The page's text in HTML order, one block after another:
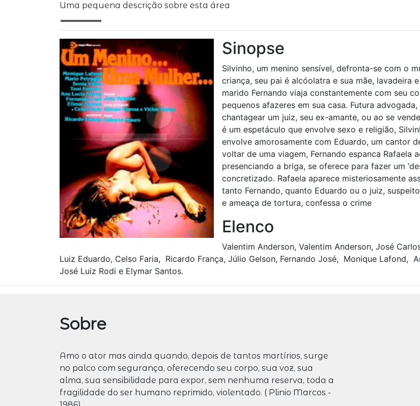
Uma pequena descrição sobre esta área
Sinopse
Silvinho, um menino sensível, defronta-se com o
criança, seu pai é alcóolatra e sua mãe, lavadeira
marido Fernando viaja constantemente com seu
pequenos afazeres em sua casa. Futura
chantagear um juiz, seu ex-amante, ou ao se
é um espetáculo que envolve sexo e religião,
envolve amorosamente com Eduardo, um cantor
voltar de uma viagem, Fernando espanca Rafaela
presenciando a briga, se oferece para fazer um
concretizado. Rafaela aparece misteriosamente
tanto Fernando, quanto Eduardo ou o juiz,
e ameaça de tortura, confessa o crime
Elenco
Valentim Anderson, Valentim Anderson, José
Luiz Eduardo, Celso Faria, Ricardo França, Júlio Gelson, Fernando José, Monique Lafond,
José Luiz Rodi e Elymar Santos.
Sobre
Amo o ator mas ainda quando, depois de tantos martírios, surge
no palco com segurança, oferecendo seu corpo, sua voz, sua
alma, sua sensibilidade para expor, sem nenhuma reserva, toda a
fragilidade do ser humano reprimido, violentado. ( Plinio Marcos -